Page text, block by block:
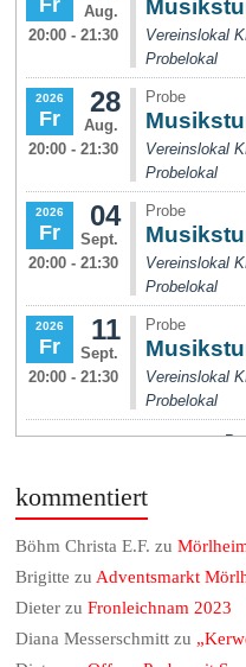
kommentiert
Böhm Christa E.F. zu
Brigitte zu Adventsmarkt
Dieter zuFronleichnam 2023
Diana Messerschmitt zu